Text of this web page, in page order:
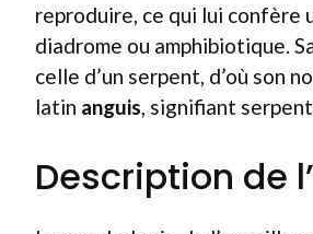
reproduire, ce qui lui confère
diadrome ou amphibiotique.
celle d’un serpent, d’où son
latin anguis , signifiant serpent.
Description de